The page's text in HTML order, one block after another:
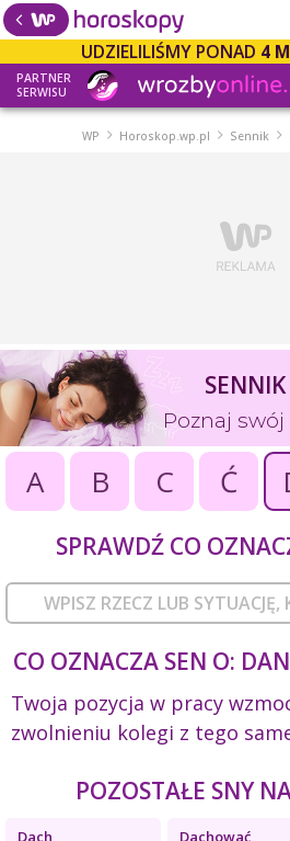
UDZIELILIŚMY PONAD 4
PARTNER
SERWISU
WP Horoskop.wp.pl Sennik
SENNIK
Poznaj swój
A B C Ć
SPRAWDŹ CO
CO OZNACZA SEN O:
Twoja pozycja w pracy
zwolnieniu kolegi z tego
POZOSTAŁE SNY
Dach Dachować